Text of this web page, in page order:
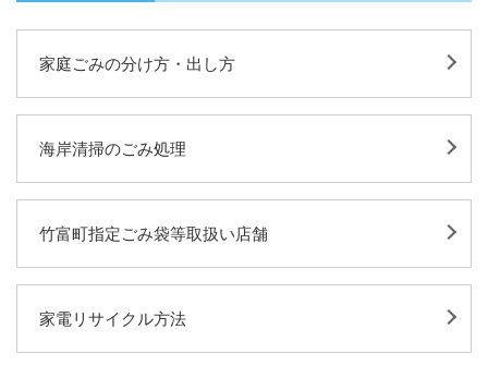
家庭ごみの分け方・出し方
海岸清掃のごみ処理
竹富町指定ごみ袋等取扱い店舗
家電リサイクル方法